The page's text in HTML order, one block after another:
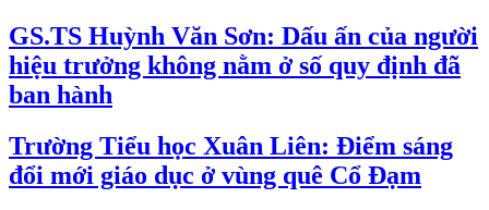
GS.TS Huỳnh Văn Sơn: Dấu ấn của người
hiệu trưởng không nằm ở số quy định đã
ban hành
Trường Tiểu học Xuân Liên: Điểm sáng
đổi mới giáo dục ở vùng quê Cổ Đạm